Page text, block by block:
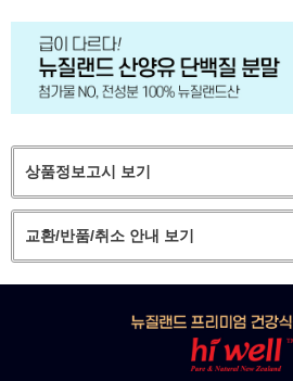
상품정보고시 보기
교환/반품/취소 안내 보기